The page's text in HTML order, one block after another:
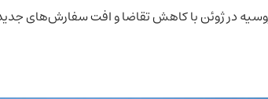
با کاهش تقاضا و افت سفارش‌های جدید، بیشترین افت ۹